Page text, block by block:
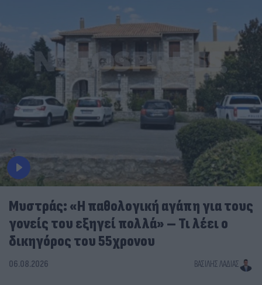
Μυστράς: «Η παθολογική αγάπη για τους
γονείς του εξηγεί πολλά» – Τι λέει ο
δικηγόρος του 55χρονου
06.08.2026 ΒΑΣΊΛΗΣ ΛΑΔΙΆΣ